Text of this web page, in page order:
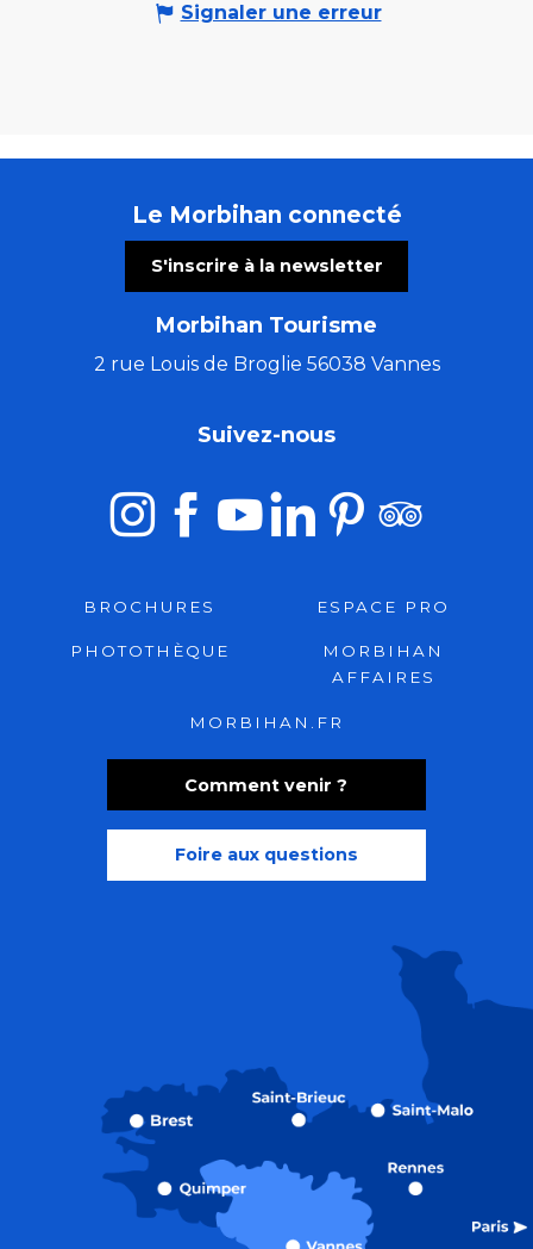
Signaler une erreur
Le Morbihan connecté
S'inscrire à la newsletter
Morbihan Tourisme
2 rue Louis de Broglie 56038 Vannes
Comment venir ?
Foire aux questions
Suivez-nous
BROCHURES ESPACE PRO
PHOTOTHÈQUE
MORBIHAN
AFFAIRES
MORBIHAN.FR